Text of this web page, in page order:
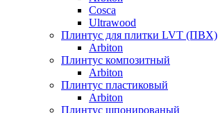
Cosca
Ultrawood
Плинтус для плитки LVT (ПВХ)
Arbiton
Плинтус композитный
Arbiton
Плинтус пластиковый
Arbiton
Плинтус шпонированый